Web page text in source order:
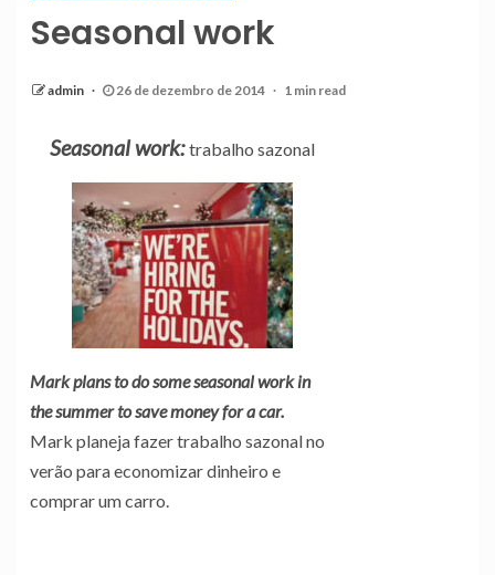
Seasonal work
admin 26 de dezembro de 2014 1 min read
Seasonal work:trabalho sazonal
Mark plans to do some seasonal work in
the summer to save money for a car.
Mark planeja fazer trabalho sazonal no
verão para economizar dinheiro e
comprar um carro.